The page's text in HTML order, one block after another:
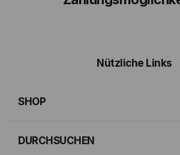
Nützliche Links
SHOP
DURCHSUCHEN